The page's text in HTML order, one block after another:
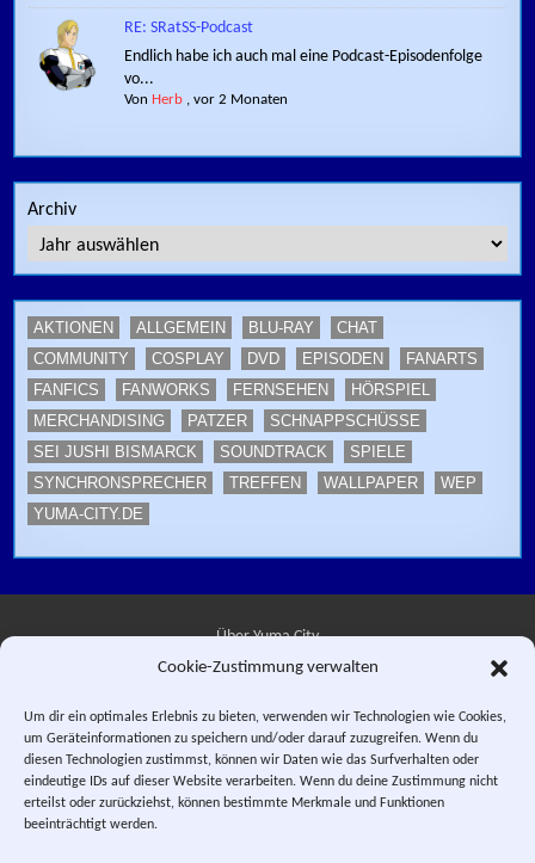
Cookie-Zustimmung verwalten
Um dir ein optimales Erlebnis zu bieten, verwenden wir Technologien wie Cookies,
um Geräteinformationen zu speichern und/oder darauf zuzugreifen. Wenn du
diesen Technologien zustimmst, können wir Daten wie das Surfverhalten oder
eindeutige IDs auf dieser Website verarbeiten. Wenn du deine Zustimmung nicht
erteilst oder zurückziehst, können bestimmte Merkmale und Funktionen
beeinträchtigt werden.
RE: SRatSS-Podcast
Endlich habe ich auch mal eine Podcast-Episodenfolge
vo...
Von Herb ,vor 2 Monaten
Archiv
AKTIONEN ALLGEMEIN BLU-RAY
CHAT
COMMUNITY
COSPLAY DVD EPISODEN
FANARTS
FANFICS
FANWORKS FERNSEHEN
HÖRSPIEL
MERCHANDISING
PATZER
SCHNAPPSCHÜSSE
SEI JUSHI BISMARCK
SOUNDTRACK
SPIELE
SYNCHRONSPRECHER
TREFFEN WALLPAPER
WEP
YUMA-CITY.DE
Über Yuma City
Datenschutzerklärung
Impressum